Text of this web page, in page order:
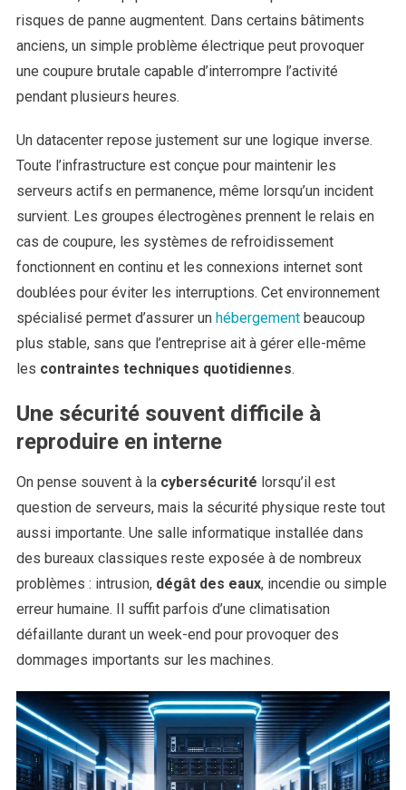
risques de panne augmentent. Dans certains bâtiments
anciens, un simple problème électrique peut provoquer
une coupure brutale capable d’interrompre l’activité
pendant plusieurs heures.
Un datacenter repose justement sur une logique inverse.
Toute l’infrastructure est conçue pour maintenir les
serveurs actifs en permanence, même lorsqu’un incident
survient. Les groupes électrogènes prennent le relais en
cas de coupure, les systèmes de refroidissement
fonctionnent en continu et les connexions internet sont
doublées pour éviter les interruptions. Cet environnement
spécialisé permet d’assurer un hébergementbeaucoup
plus stable, sans que l’entreprise ait à gérer elle-même
les contraintes techniques quotidiennes.
Une sécurité souvent difficile à
reproduire en interne
On pense souvent à la cybersécurité lorsqu’il est
question de serveurs, mais la sécurité physique reste tout
aussi importante. Une salle informatique installée dans
des bureaux classiques reste exposée à de nombreux
problèmes : intrusion, dégât des eaux, incendie ou simple
erreur humaine. Il suffit parfois d’une climatisation
défaillante durant un week-end pour provoquer des
dommages importants sur les machines.